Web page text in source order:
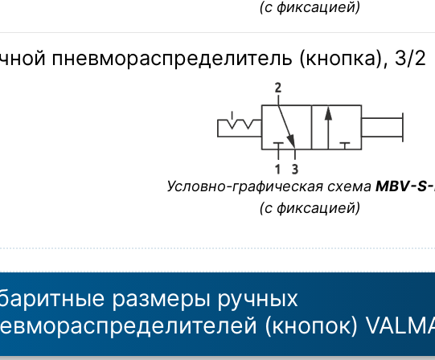
(с фиксацией)
пневмораспределитель (кнопка), 3/2
Условно-графическая схемаMBV-
(с фиксацией)
размеры ручных
(кнопок)